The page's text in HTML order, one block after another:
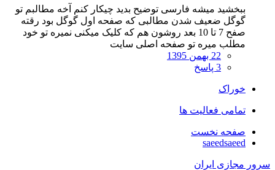
ببخشید میشه فارسی توضیح بدید چیکار کنم آخه مطالبم تو
گوگل ضعیف شدن مطالبی که صفحه اول گوگل بود رقته
صفح 7 تا 10 بعد روشون هم که کلیک میکنی نمیره تو خود
مطلب میره تو صفحه اصلی سایت
22 بهمن 1395
3 پاسخ
خوراک
تمامی فعالیت ها
صفحه نخست
saeedsaeed
سرور مجازی ایران